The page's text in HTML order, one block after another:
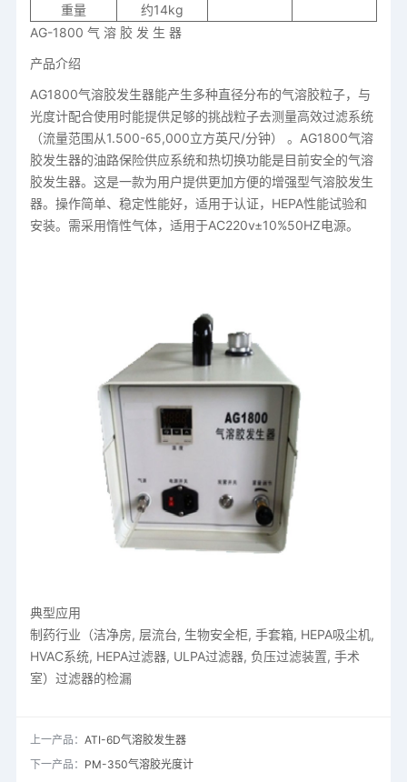
重量
约14kg
AG-1800 气 溶 胶 发 生 器
产品介绍
AG1800气溶胶发生器能产生多种直径分布的气溶胶粒子，与
光度计配合使用时能提供足够的挑战粒子去测量高效过滤系统
（流量范围从1.500-65,000立方英尺/分钟） 。AG1800气溶
胶发生器的油路保险供应系统和热切换功能是目前安全的气溶
胶发生器。这是一款为用户提供更加方便的增强型气溶胶发生
器。操作简单、稳定性能好，适用于认证，HEPA性能试验和
安装。需采用惰性气体，适用于AC220v±10%50HZ电源。
典型应用
制药行业（洁净房, 层流台, 生物安全柜, 手套箱, HEPA吸尘机,
HVAC系统, HEPA过滤器, ULPA过滤器, 负压过滤装置, 手术
室）过滤器的检漏
上一产品： ATI-6D气溶胶发生器
下一产品： PM-350气溶胶光度计